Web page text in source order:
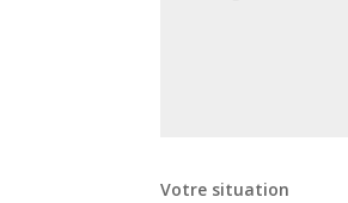
Votre situation